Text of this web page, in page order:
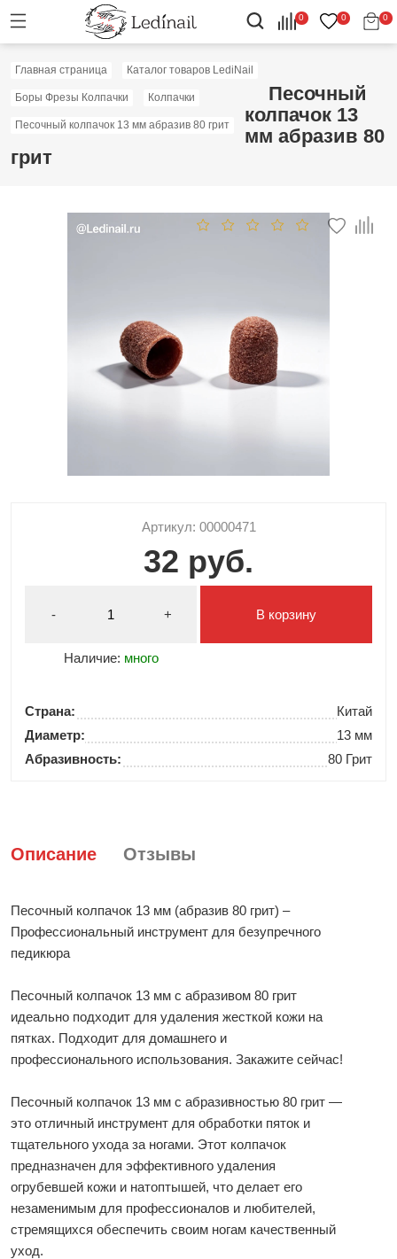
0 0 0
Главная страница Каталог товаров LediNail
Боры Фрезы Колпачки Колпачки
Песочный колпачок 13 мм абразив 80 грит
Песочный
колпачок 13
мм абразив 80
грит
Артикул: 00000471
32 руб.
- +
Наличие: много
В корзину
Страна:
Китай
Диаметр:
13 мм
Абразивность:
80 Грит
Описание Отзывы
Песочный колпачок 13 мм (абразив 80 грит) –
Профессиональный инструмент для безупречного
педикюра
Песочный колпачок 13 мм с абразивом 80 грит
идеально подходит для удаления жесткой кожи на
пятках. Подходит для домашнего и
профессионального использования. Закажите сейчас!
Песочный колпачок 13 мм с абразивностью 80 грит —
это отличный инструмент для обработки пяток и
тщательного ухода за ногами. Этот колпачок
предназначен для эффективного удаления
огрубевшей кожи и натоптышей, что делает его
незаменимым для профессионалов и любителей,
стремящихся обеспечить своим ногам качественный
уход.